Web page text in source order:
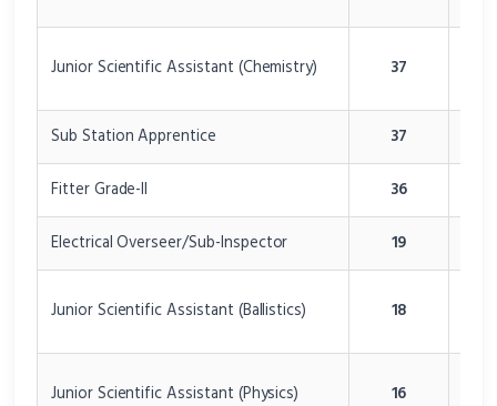
Junior Scientific Assistant (Chemistry) 37
Sub Station Apprentice
37
Fitter Grade-II
36
Electrical Overseer/Sub-Inspector
19
Junior Scientific Assistant (Ballistics) 18
Junior Scientific Assistant (Physics) 16